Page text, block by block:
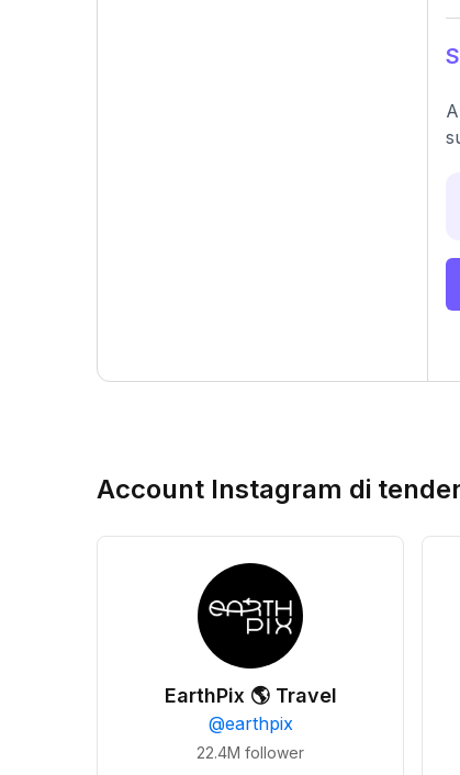
Account Instagram di
EarthPix 🌎 Travel
@earthpix
22.4M follower